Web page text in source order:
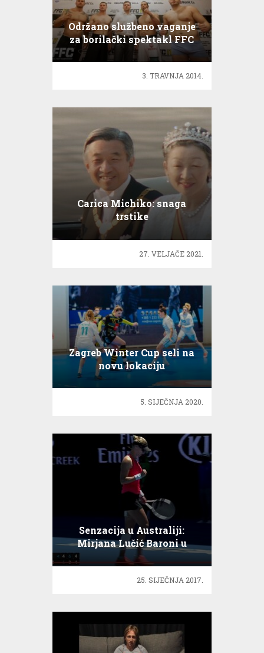
Održano službeno vaganje
za borilački spektakl FFC
11!
3. TRAVNJA 2014.
Carica Michiko: snaga
trstike
27. VELJAČE 2021.
Zagreb Winter Cup seli na
novu lokaciju
5. SIJEČNJA 2020.
Senzacija u Australiji:
Mirjana Lučić Baroni u
polufinalu
25. SIJEČNJA 2017.